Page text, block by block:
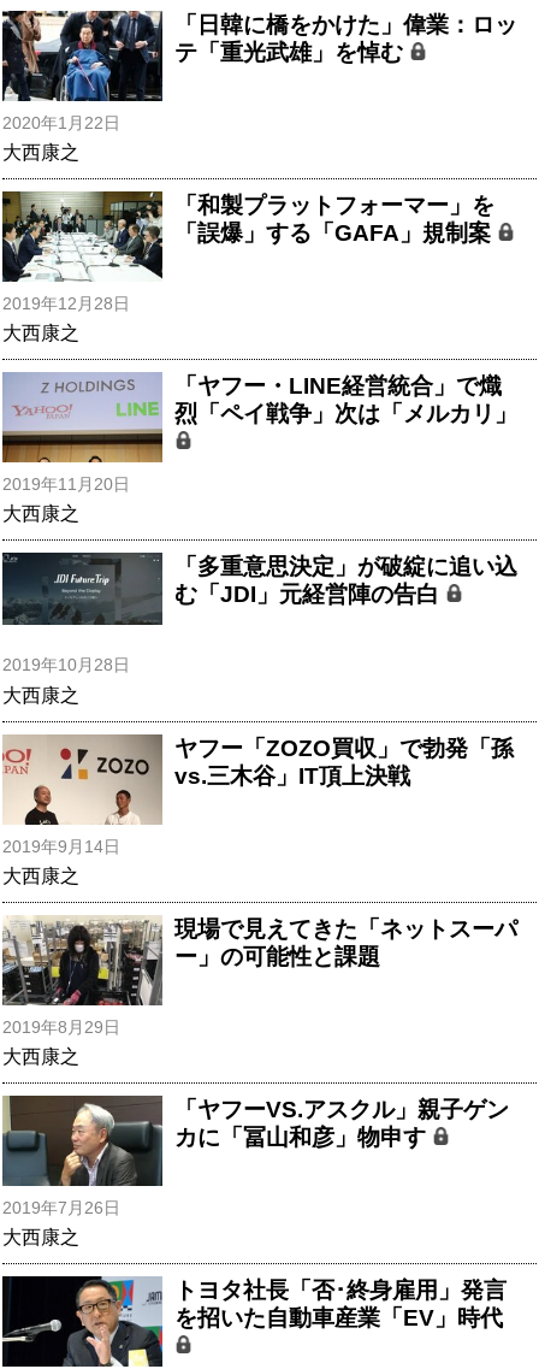
「日韓に橋をかけた」偉業：ロッ
テ「重光武雄」を悼む
2020年1月22日
大西康之
「和製プラットフォーマー」を
「誤爆」する「GAFA」規制案
2019年12月28日
大西康之
「ヤフー・LINE経営統合」で熾
烈「ペイ戦争」次は「メルカリ」
2019年11月20日
大西康之
「多重意思決定」が破綻に追い込
む「JDI」元経営陣の告白
2019年10月28日
大西康之
ヤフー「ZOZO買収」で勃発「孫
vs.三木谷」IT頂上決戦
2019年9月14日
大西康之
現場で見えてきた「ネットスーパ
ー」の可能性と課題
2019年8月29日
大西康之
「ヤフーVS.アスクル」親子ゲン
カに「冨山和彦」物申す
2019年7月26日
大西康之
トヨタ社長「否･終身雇用」発言
を招いた自動車産業「EV」時代